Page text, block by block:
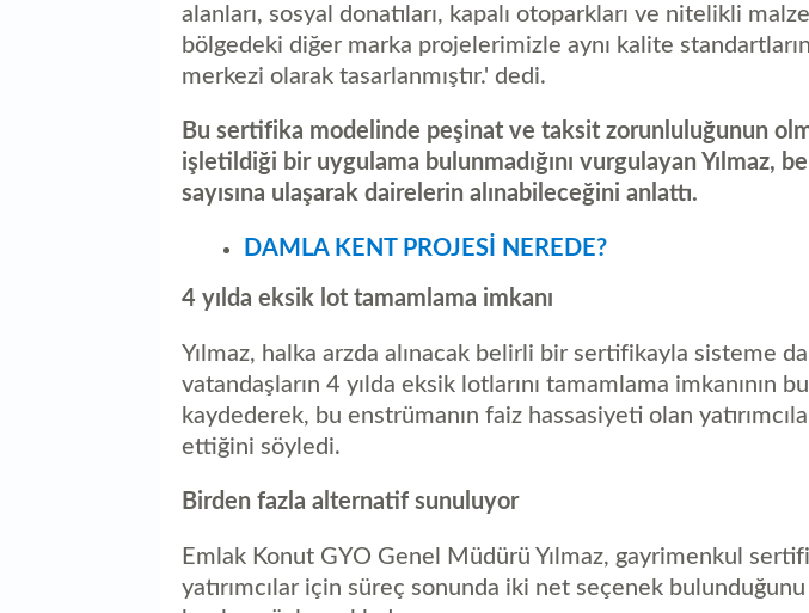
alanları, sosyal donatıları, kapalı otoparkları ve nitelikli
bölgedeki diğer marka projelerimizle aynı kalite
merkezi olarak tasarlanmıştır.' dedi.
Bu sertifika modelinde peşinat ve taksit zorunluluğunun
işletildiği bir uygulama bulunmadığını vurgulayan Yılmaz,
sayısına ulaşarak dairelerin alınabileceğini anlattı.
DAMLA KENT PROJESİ NEREDE?
4 yılda eksik lot tamamlama imkanı
Yılmaz, halka arzda alınacak belirli bir sertifikayla sisteme
vatandaşların 4 yılda eksik lotlarını tamamlama imkanının
kaydederek, bu enstrümanın faiz hassasiyeti olan
ettiğini söyledi.
Birden fazla alternatif sunuluyor
Emlak Konut GYO Genel Müdürü Yılmaz, gayrimenkul
yatırımcılar için süreç sonunda iki net seçenek